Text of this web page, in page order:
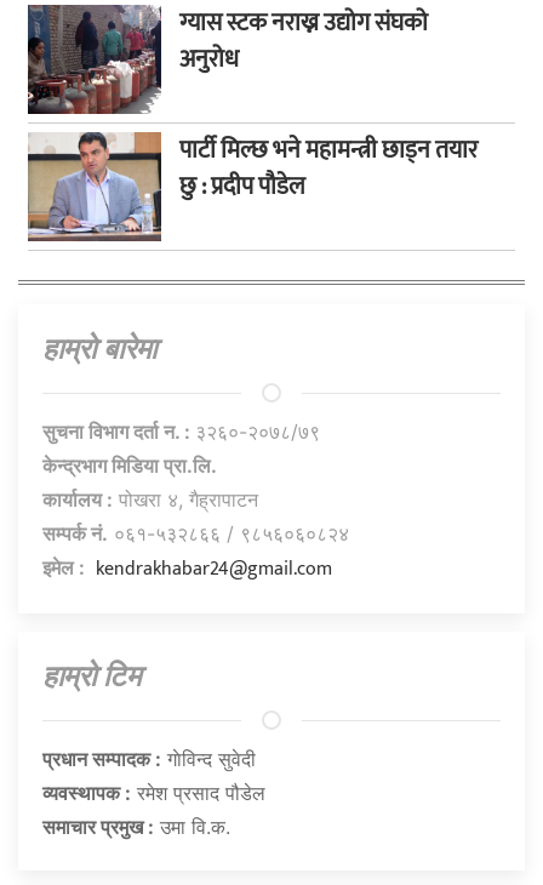
ग्यास स्टक नराख्न उद्योग संघको
अनुरोध
पार्टी मिल्छ भने महामन्त्री छाड्न तयार
छु : प्रदीप पौडेल
हाम्राे बारेमा
सुचना विभाग दर्ता न. : ३२६०-२०७८/७९
केन्द्रभाग मिडिया प्रा.लि.
कार्यालय : पोखरा ४, गैह्रापाटन
सम्पर्क नं. ०६१-५३२८६६ / ९८५६०६०८२४
इमेल : kendrakhabar24@gmail.com
हाम्राे टिम
प्रधान सम्पादक : गाेविन्द सुवेदी
व्यवस्थापक : रमेश प्रसाद पौडेल
समाचार प्रमुख : उमा वि.क.